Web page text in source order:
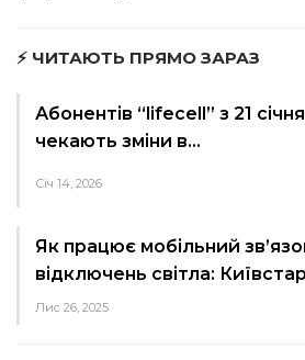
⚡ ЧИТАЮТЬ ПРЯМО ЗАРАЗ
Абонентів “lifecell” з 21
чекають зміни в…
Січ 14, 2026
Як працює мобільний
відключень світла:
Лис 26, 2025